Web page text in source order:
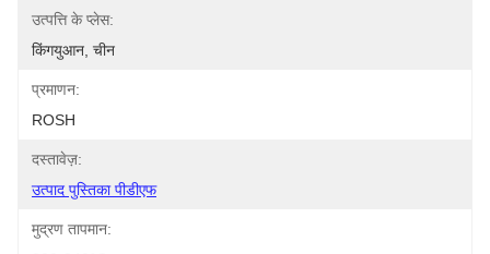
उत्पत्ति के प्लेस:
किंगयुआन, चीन
प्रमाणन:
ROSH
दस्तावेज़:
उत्पाद पुस्तिका पीडीएफ
मुद्रण तापमान: